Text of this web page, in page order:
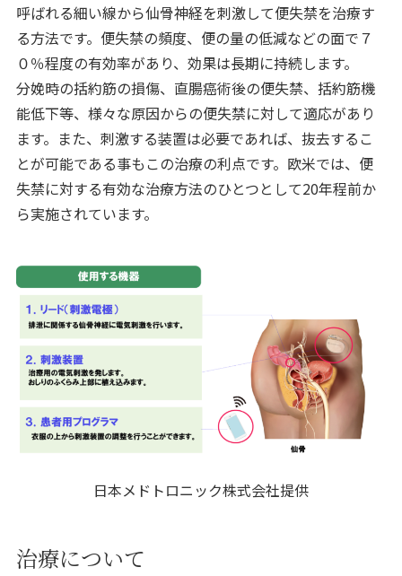
呼ばれる細い線から仙骨神経を刺激して便失禁を治療す
る方法です。便失禁の頻度、便の量の低減などの面で７
０％程度の有効率があり、効果は長期に持続します。
分娩時の括約筋の損傷、直腸癌術後の便失禁、括約筋機
能低下等、様々な原因からの便失禁に対して適応があり
ます。また、刺激する装置は必要であれば、抜去するこ
とが可能である事もこの治療の利点です。欧米では、便
失禁に対する有効な治療方法のひとつとして20年程前か
ら実施されています。
日本メドトロニック株式会社提供
治療について